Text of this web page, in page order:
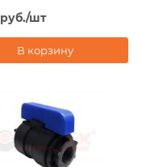
руб./шт
В корзину